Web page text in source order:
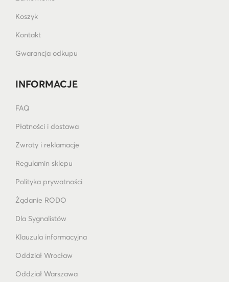
Koszyk
Kontakt
Gwarancja odkupu
INFORMACJE
FAQ
Płatności i dostawa
Zwroty i reklamacje
Regulamin sklepu
Polityka prywatności
Żądanie RODO
Dla Sygnalistów
Klauzula informacyjna
Oddział Wrocław
Oddział Warszawa